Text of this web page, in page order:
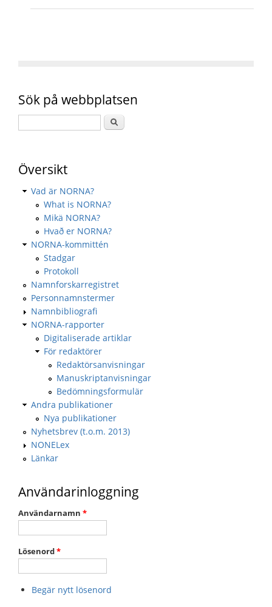
Sök på webbplatsen
Översikt
Vad är NORNA?
What is NORNA?
Mikä NORNA?
Hvað er NORNA?
NORNA-kommittén
Stadgar
Protokoll
Namnforskarregistret
Personnamnstermer
Namnbibliografi
NORNA-rapporter
Digitaliserade artiklar
För redaktörer
Redaktörsanvisningar
Manuskriptanvisningar
Bedömningsformulär
Andra publikationer
Nya publikationer
Nyhetsbrev (t.o.m. 2013)
NONELex
Länkar
Användarinloggning
Användarnamn *
Lösenord*
Begär nytt lösenord